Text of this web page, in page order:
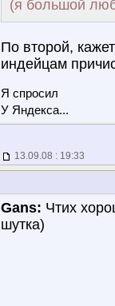
(я большой
По второй,
индейцам
Я спросил
У Яндекса...
13.09.08 : 19:33
Gans: Чтих
шутка)